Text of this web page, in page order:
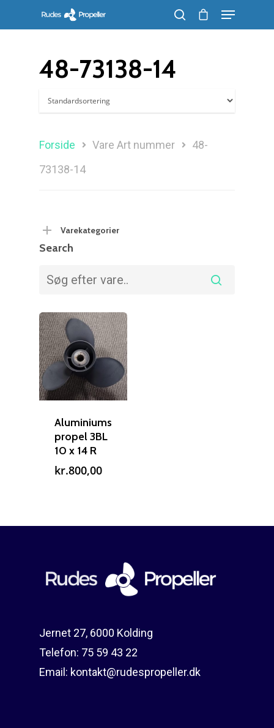
Søg efter et produkt, og tryk på enter
48-73138-14
Forside Vare Art nummer
48-
73138-14
Varekategorier
Search
Aluminiums
propel 3BL
10 x 14 R
kr.800,00
Jernet 27, 6000 Kolding
Telefon: 75 59 43 22
Email: kontakt@rudespropeller.dk
Om reparation
Guides
Montering af propel
Kontakt